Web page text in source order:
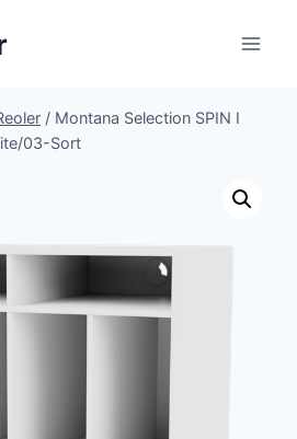
/ Montana Selection SPIN I
03-Sort